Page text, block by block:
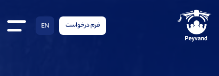
فرم درخواست EN